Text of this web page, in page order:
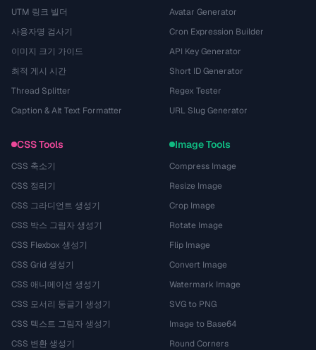
UTM 링크 빌더
사용자명 검사기
이미지 크기 가이드
최적 게시 시간
Thread Splitter
Caption & Alt Text Formatter
Avatar Generator
Cron Expression Builder
API Key Generator
Short ID Generator
Regex Tester
URL Slug Generator
CSS Tools
CSS 축소기
CSS 정리기
CSS 그라디언트 생성기
CSS 박스 그림자 생성기
CSS Flexbox 생성기
CSS Grid 생성기
CSS 애니메이션 생성기
CSS 모서리 둥글기 생성기
CSS 텍스트 그림자 생성기
CSS 변환 생성기
Image Tools
Compress Image
Resize Image
Crop Image
Rotate Image
Flip Image
Convert Image
Watermark Image
SVG to PNG
Image to Base64
Round Corners